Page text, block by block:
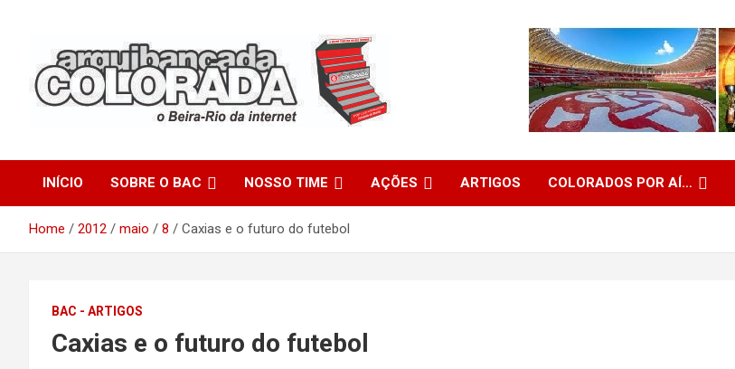
Arquibancada Colorada
INÍCIO SOBRE O BAC NOSSO TIME AÇÕES ARTIGOS COLORADOS POR AÍ…
Home 2012 maio 8 Caxias e o futuro do futebol
BAC - ARTIGOS
Caxias e o futuro do futebol